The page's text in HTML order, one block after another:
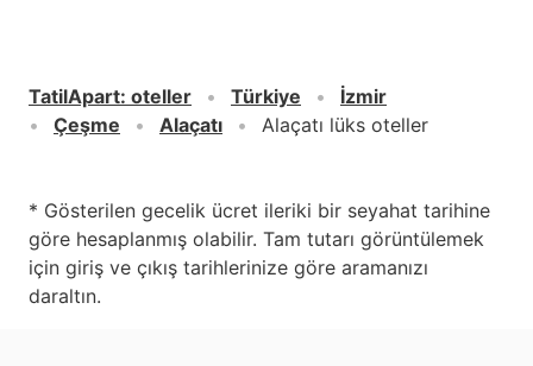
TatilApart: oteller Türkiye
İzmir
Çeşme
Alaçatı Alaçatı lüks oteller
* Gösterilen gecelik ücret ileriki bir seyahat tarihine
göre hesaplanmış olabilir. Tam tutarı görüntülemek
için giriş ve çıkış tarihlerinize göre aramanızı
daraltın.